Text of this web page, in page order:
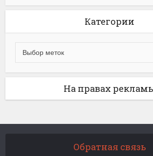
Категории
На правах
Обратная связь